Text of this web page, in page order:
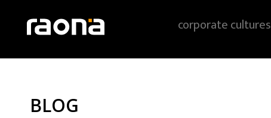
corporate cultures
BLOG